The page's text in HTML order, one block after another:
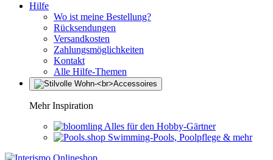
Hilfe
Wo ist meine Bestellung?
Rücksendungen
Versandkosten
Zahlungsmöglichkeiten
Kontakt
Alle Hilfe-Themen
Mehr Inspiration
Alles für den Hobby-Gärtner
Swimming-Pools, Poolpflege & mehr